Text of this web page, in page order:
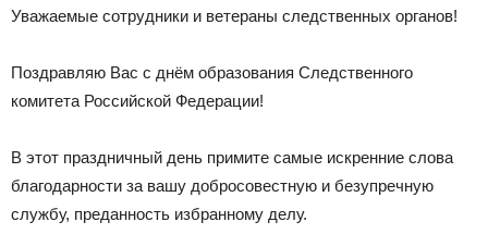
Уважаемые сотрудники и ветераны следственных органов!
Поздравляю Вас с днём образования Следственного
комитета Российской Федерации!
В этот праздничный день примите самые искренние слова
благодарности за вашу добросовестную и безупречную
службу, преданность избранному делу.